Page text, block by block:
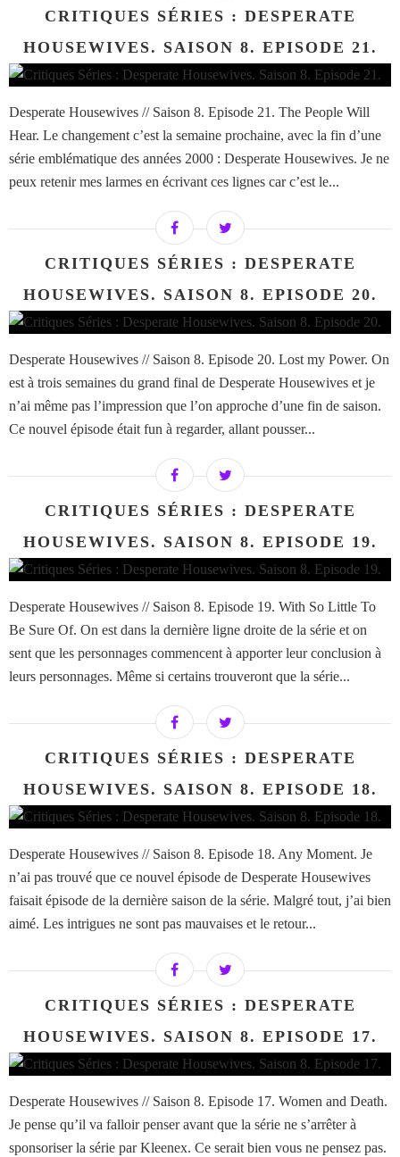
CRITIQUES SÉRIES : DESPERATE
HOUSEWIVES. SAISON 8. EPISODE 21.
Desperate Housewives // Saison 8. Episode 21. The People Will
Hear. Le changement c’est la semaine prochaine, avec la fin d’une
série emblématique des années 2000 : Desperate Housewives. Je ne
peux retenir mes larmes en écrivant ces lignes car c’est le...
CRITIQUES SÉRIES : DESPERATE
HOUSEWIVES. SAISON 8. EPISODE 20.
Desperate Housewives // Saison 8. Episode 20. Lost my Power. On
est à trois semaines du grand final de Desperate Housewives et je
n’ai même pas l’impression que l’on approche d’une fin de saison.
Ce nouvel épisode était fun à regarder, allant pousser...
CRITIQUES SÉRIES : DESPERATE
HOUSEWIVES. SAISON 8. EPISODE 19.
Desperate Housewives // Saison 8. Episode 19. With So Little To
Be Sure Of. On est dans la dernière ligne droite de la série et on
sent que les personnages commencent à apporter leur conclusion à
leurs personnages. Même si certains trouveront que la série...
CRITIQUES SÉRIES : DESPERATE
HOUSEWIVES. SAISON 8. EPISODE 18.
Desperate Housewives // Saison 8. Episode 18. Any Moment. Je
n’ai pas trouvé que ce nouvel épisode de Desperate Housewives
faisait épisode de la dernière saison de la série. Malgré tout, j’ai bien
aimé. Les intrigues ne sont pas mauvaises et le retour...
CRITIQUES SÉRIES : DESPERATE
HOUSEWIVES. SAISON 8. EPISODE 17.
Desperate Housewives // Saison 8. Episode 17. Women and Death.
Je pense qu’il va falloir penser avant que la série ne s’arrêter à
sponsoriser la série par Kleenex. Ce serait bien vous ne pensez pas.